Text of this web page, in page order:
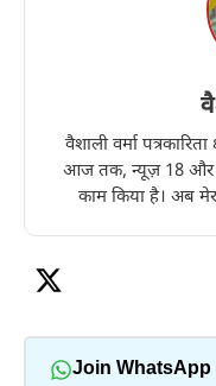
वैशाली वर्मा
आज तक, न्यूज़ 18 और
काम किया है। अब
Join WhatsApp